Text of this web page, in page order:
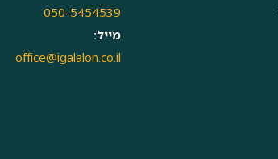
050-5454539
מייל:
office@igalalon.co.il